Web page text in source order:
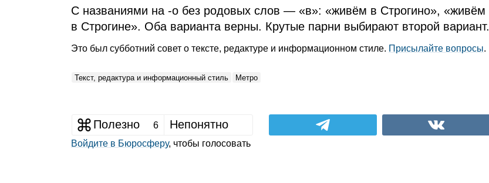
С названиями на ‑о без родовых слов — «в»: «живём в Строгино», «живём
в Строгине». Оба варианта верны. Крутые парни выбирают второй вариант.
Это был субботний совет о тексте, редактуре и информационном стиле. Присылайте вопросы.
Текст, редактура и информационный стиль Метро
Полезно 6 Непонятно
Войдите в Бюросферу, чтобы голосовать